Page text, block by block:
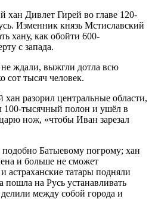
хан Дивлет Гирей во главе 120-
Изменник князь Мстиславский
хану, как обойти 600-
с запада.
ждали, выжгли дотла всю
сот тысяч человек.
разорил центральные области,
100-тысячный полон и ушёл в
нож, «чтобы Иван зарезал
Батыевому погрому; хан
и больше не сможет
астраханские татары подняли
пошла на Русь устанавливать
между собой города и